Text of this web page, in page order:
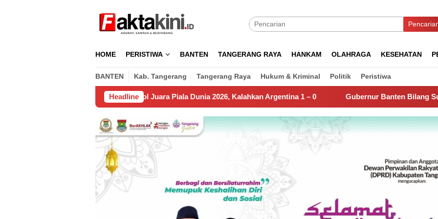
HOME PERISTIWA BANTEN TANGERANG RAYA HANKAM OLAHRAGA KESEHATAN
BANTEN Kab. Tangerang Tangerang Raya Hukum & Kriminal Politik Peristiwa
Headline
Spanyol Juara Piala Dunia 2026, Kalahkan Argentina 1 – 0 Gubernur Banten Bilang Sudah Temukan Biang